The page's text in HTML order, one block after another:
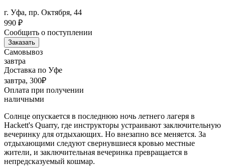
г. Уфа, пр. Октября, 44
990 ₽
Сообщить о поступлении
Заказать
Самовывоз
завтра
Доставка по Уфе
завтра, 300₽
Оплата при получении
наличными
Солнце опускается в последнюю ночь летнего лагеря в
Hackett's Quarry, где инструкторы устраивают заключительную
вечеринку для отдыхающих. Но внезапно все меняется. За
отдыхающими следуют свернувшиеся кровью местные
жители, и заключительная вечеринка превращается в
непредсказуемый кошмар.